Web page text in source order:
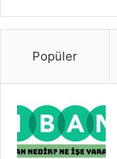
Popüler